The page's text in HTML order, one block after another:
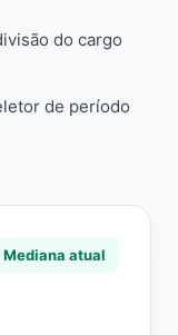
do cargo
de período
Mediana atual